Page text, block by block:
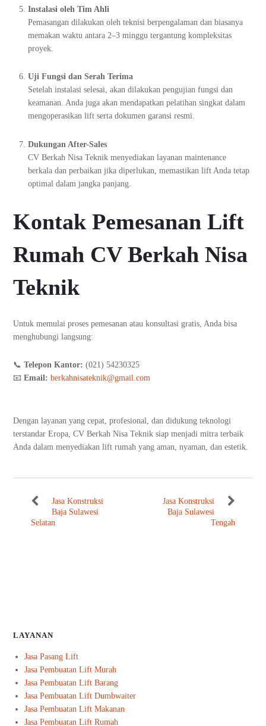
Instalasi oleh Tim Ahli
Pemasangan dilakukan oleh teknisi berpengalaman dan biasanya
memakan waktu antara 2–3 minggu tergantung kompleksitas
proyek.
Uji Fungsi dan Serah Terima
Setelah instalasi selesai, akan dilakukan pengujian fungsi dan
keamanan. Anda juga akan mendapatkan pelatihan singkat dalam
mengoperasikan lift serta dokumen garansi resmi.
Dukungan After-Sales
CV Berkah Nisa Teknik menyediakan layanan maintenance
berkala dan perbaikan jika diperlukan, memastikan lift Anda tetap
optimal dalam jangka panjang.
Kontak Pemesanan Lift
Rumah CV Berkah Nisa
Teknik
Untuk memulai proses pemesanan atau konsultasi gratis, Anda bisa
menghubungi langsung:
📞Telepon Kantor: (021) 54230325
📧Email: berkahnisateknik@gmail.com
Dengan layanan yang cepat, profesional, dan didukung teknologi
terstandar Eropa, CV Berkah Nisa Teknik siap menjadi mitra terbaik
Anda dalam menyediakan lift rumah yang aman, nyaman, dan estetik.
Jasa Konstruksi
Baja Sulawesi
Selatan
Jasa Konstruksi
Baja Sulawesi
Tengah
LAYANAN
Jasa Pasang Lift
Jasa Pembuatan Lift Murah
Jasa Pembuatan Lift Barang
Jasa Pembuatan Lift Dumbwaiter
Jasa Pembuatan Lift Makanan
Jasa Pembuatan Lift Rumah